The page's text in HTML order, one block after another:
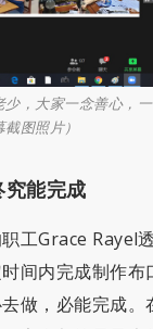
，大家一念善心，
图照片）
能完成
工Grace Rayel
间内完成制作布
做，必能完成。